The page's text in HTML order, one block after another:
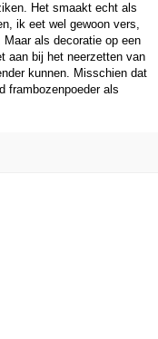
Het smaakt echt als
ik eet wel gewoon vers,
als decoratie op een
aan bij het neerzetten van
kunnen. Misschien dat
frambozenpoeder als